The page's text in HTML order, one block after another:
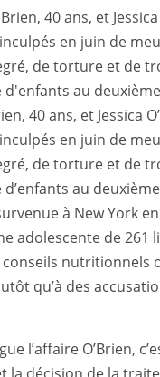
40 ans, et Jessica
en juin de
de torture et de
au
à New York
adolescente de 261
nutritionnels
qu’à des
l’affaire O’Brien,